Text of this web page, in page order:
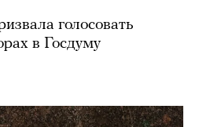
голосовать
в Госдуму